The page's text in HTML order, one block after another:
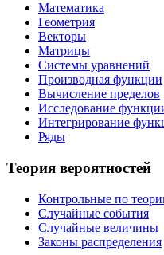
Математика
Геометрия
Векторы
Матрицы
Системы уравнений
Производная функции
Вычисление пределов
Исследование
Интегрирование
Ряды
Теория вероятностей
Контрольные по
Случайные события
Случайные величины
Законы распределения